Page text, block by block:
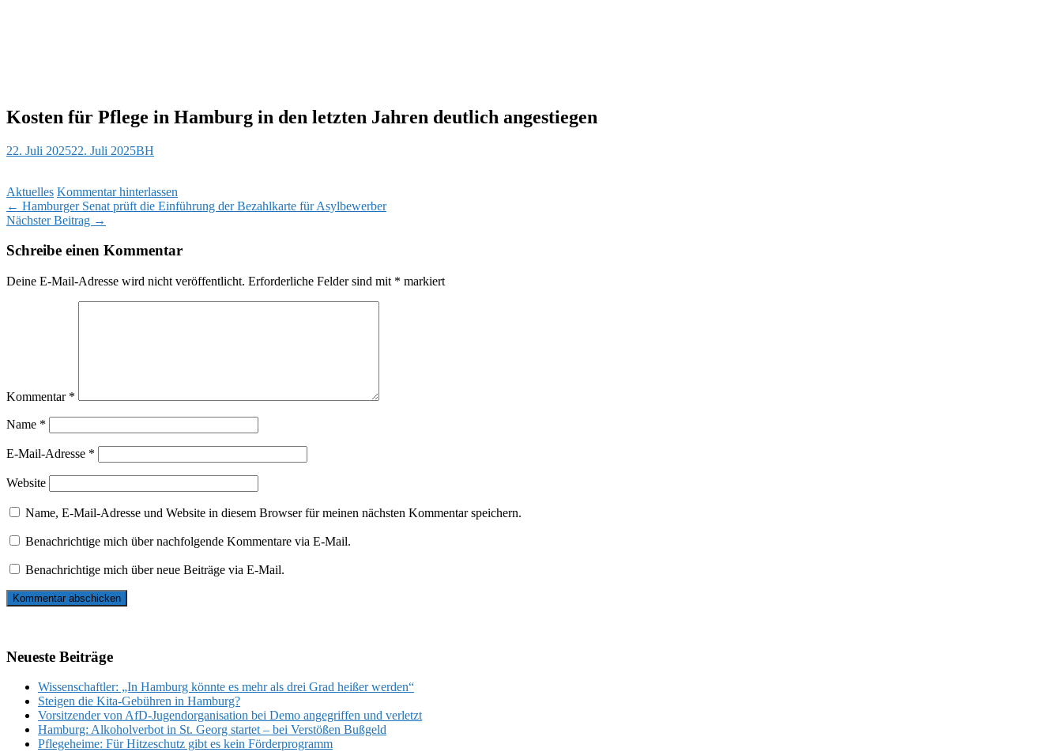
Kosten für Pflege in Hamburg in den letzten Jahren deutlich angestiegen
22. Juli 202522. Juli 2025BH
Aktuelles Kommentar hinterlassen
Beitragsnavigation
← Hamburger Senat prüft die Einführung der Bezahlkarte für Asylbewerber
Nächster Beitrag →
Schreibe einen Kommentar
Deine E-Mail-Adresse wird nicht veröffentlicht. Erforderliche Felder sind mit * markiert
Kommentar *
Name *
E-Mail-Adresse *
Website
Name, E-Mail-Adresse und Website in diesem Browser für meinen nächsten Kommentar speichern.
Benachrichtige mich über nachfolgende Kommentare via E-Mail.
Benachrichtige mich über neue Beiträge via E-Mail.
Neueste Beiträge
Wissenschaftler: „In Hamburg könnte es mehr als drei Grad heißer werden“
Steigen die Kita-Gebühren in Hamburg?
Vorsitzender von AfD-Jugendorganisation bei Demo angegriffen und verletzt
Hamburg: Alkoholverbot in St. Georg startet – bei Verstößen Bußgeld
Pflegeheime: Für Hitzeschutz gibt es kein Förderprogramm